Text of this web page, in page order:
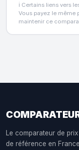
ℹ️ Certains liens vers
Vous payez le
maintenir ce
Le comparateur de
de référence en